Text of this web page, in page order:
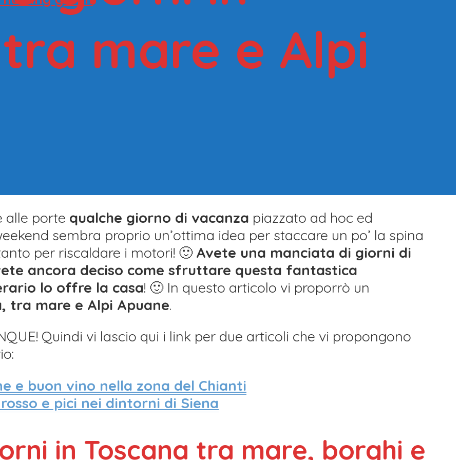
mare e Alpi
alle porte qualche giorno di vacanza piazzato ad hoc ed
sembra proprio un’ottima idea per staccare un po’ la spina
per riscaldare i motori! 🙂 Avete una manciata di giorni di
ancora deciso come sfruttare questa fantastica
lo offre la casa! 🙂 In questo articolo vi proporrò un
tra mare e Alpi Apuane.
Quindi vi lascio qui i link per due articoli che vi propongono
e buon vino nella zona del Chianti
e pici nei dintorni di Siena
in Toscana tra mare, borghi e